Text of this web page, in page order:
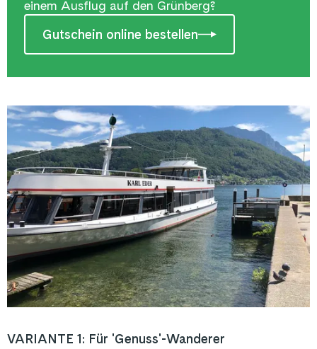
einem Ausflug auf den Grünberg?
Gutschein online bestellen
VARIANTE 1: Für 'Genuss'-Wanderer